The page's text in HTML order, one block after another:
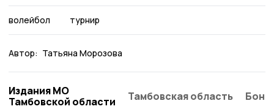
волейбол турнир
Автор: Татьяна Морозова
Издания МО
Тамбовской области
Тамбовская область